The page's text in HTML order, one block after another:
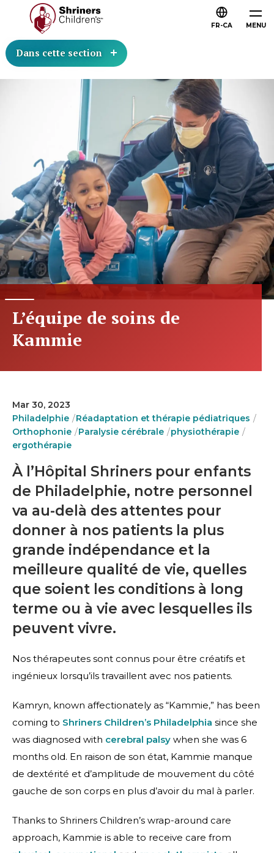
MENU
FR-CA
Dans cette section
L’équipe de soins de
Kammie
Mar 30, 2023
Philadelphie
Réadaptation et thérapie pédiatriques
Orthophonie
Paralysie cérébrale
physiothérapie
ergothérapie
À l’Hôpital Shriners pour enfants
de Philadelphie, notre personnel
va au-delà des attentes pour
donner à nos patients la plus
grande indépendance et la
meilleure qualité de vie, quelles
que soient les conditions à long
terme ou à vie avec lesquelles ils
peuvent vivre.
Nos thérapeutes sont connus pour être créatifs et
ingénieux lorsqu’ils travaillent avec nos patients.
Kamryn, known affectionately as “Kammie,” has been
coming to Shriners Children’s Philadelphia since she
was diagnosed with cerebral palsy when she was 6
months old. En raison de son état, Kammie manque
de dextérité et d’amplitude de mouvement du côté
gauche de son corps en plus d’avoir du mal à parler.
Thanks to Shriners Children’s wrap-around care
approach, Kammie is able to receive care from